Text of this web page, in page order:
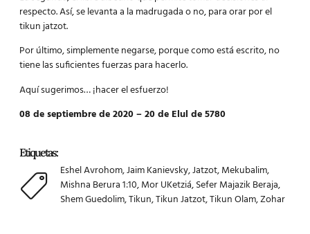
respecto. Así, se levanta a la madrugada o no, para orar por el
tikun jatzot.
Por último, simplemente negarse, porque como está escrito, no
tiene las suficientes fuerzas para hacerlo.
Aquí sugerimos… ¡hacer el esfuerzo!
08 de septiembre de 2020 – 20 de Elul de 5780
Etiquetas:
Eshel Avrohom,Jaim Kanievsky,Jatzot,Mekubalim,
Mishna Berura 1:10,Mor UKetziá,Sefer Majazik Beraja,
Shem Guedolim,Tikun,Tikun Jatzot,Tikun Olam,Zohar